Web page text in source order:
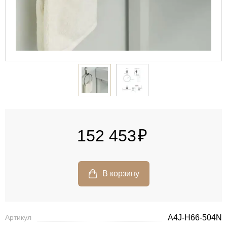
Артикул A4J-H66-504N
152 453